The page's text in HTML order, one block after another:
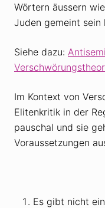
Wörtern äussern
Juden gemeint sein
Siehe dazu:
Im Kontext von
Elitenkritik in der
pauschal und sie
Voraussetzungen
Es gibt nicht